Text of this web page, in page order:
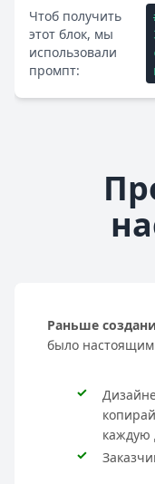
Чтоб получить
этот блок, мы
использовали
промпт:
Раньше
было
каждую